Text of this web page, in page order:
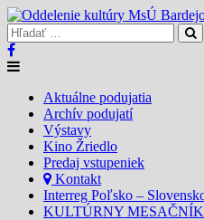
Aktuálne podujatia
Archív podujatí
Výstavy
Kino Žriedlo
Predaj vstupeniek
Kontakt
Interreg Poľsko –
KULTÚRNY MESAČNÍK